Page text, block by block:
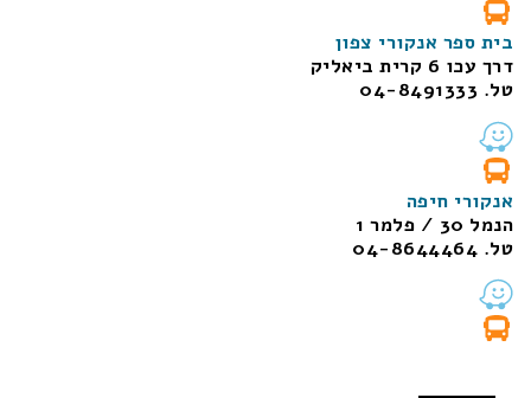
בית ספר אנקורי צפון
דרך עכו 6 קרית ביאליק
טל. 04-8491333
אנקורי חיפה
הנמל 30 / פלמר 1
טל. 04-8644464